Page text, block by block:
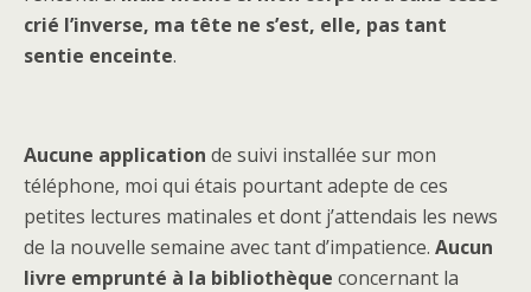
crié l’inverse, ma tête ne s’est, elle, pas tant
sentie enceinte.
Aucune application de suivi installée sur mon
téléphone, moi qui étais pourtant adepte de ces
petites lectures matinales et dont j’attendais les news
de la nouvelle semaine avec tant d’impatience. Aucun
livre emprunté à la bibliothèque concernant la